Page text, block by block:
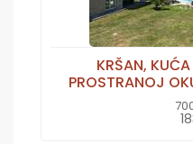
KRŠAN,
PROSTRANOJ